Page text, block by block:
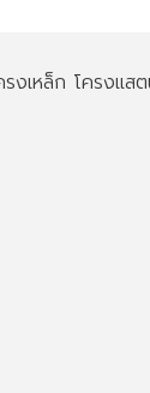
เหล็ก โครง